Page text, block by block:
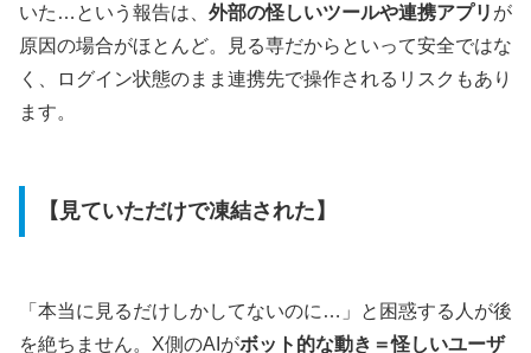
いた…という報告は、 外部の怪しいツールや連携アプリ が
原因の場合がほとんど。見る専だからといって安全ではな
く、ログイン状態のまま連携先で操作されるリスクもあり
ます。
【見ていただけで凍結された】
「本当に見るだけしかしてないのに…」と困惑する人が後
を絶ちません。X側のAIがボット的な動き＝怪しいユーザ